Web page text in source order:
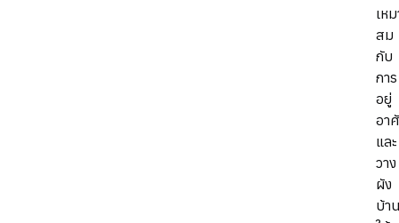
เห
สม
กับ
การ
อยู่
อา
และ
วาง
ผัง
บ้า